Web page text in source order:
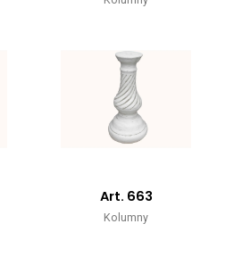
Art. 663
Kolumny